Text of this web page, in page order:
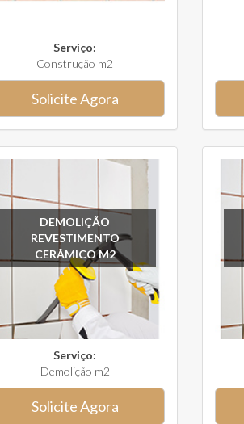
Serviço:
Construção m2
Solicite Agora
DEMOLIÇÃO
REVESTIMENTO
CERÂMICO M2
Serviço:
Demolição m2
Solicite Agora